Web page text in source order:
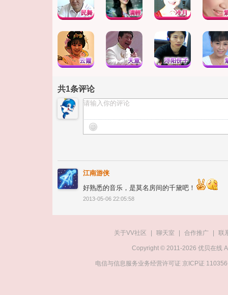
共1条评论
江南游侠
好熟悉的音乐，是莫名房间的千黛吧！
2013-05-06 22:05:58
关于VV社区 聊天室 合作推广 联
Copyright © 2011-2026 优贝在线
电信与信息服务业务经营许可证 京ICP证